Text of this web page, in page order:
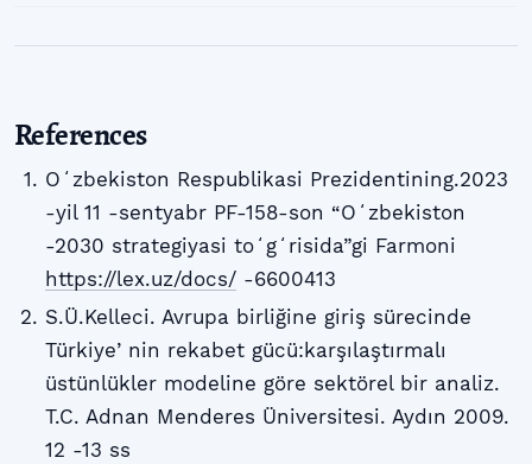
References
Oʻzbekiston Respublikasi Prezidentining.2023
-yil 11 -sentyabr PF-158-son “Oʻzbekiston
-2030 strategiyasi toʻgʻrisida”gi Farmoni
https://lex.uz/docs/-6600413
S.Ü.Kelleci. Avrupa birliğine giriş sürecinde
Türkiyeʼnin rekabet gücü:karşılaştırmalı
üstünlükler modeline göre sektörel bir analiz.
T.C. Adnan Menderes Üniversitesi. Aydın 2009.
12 -13 ss